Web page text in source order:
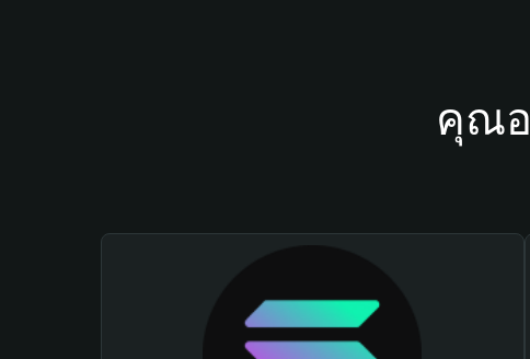
คุณ